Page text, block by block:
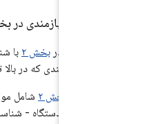
نیازمندی در بخش ۲
با شناسه‌ی
نیازمندی که در بالا توضیح
شامل موارد زیر
نوع دستگاه - شناسه وضعیت -